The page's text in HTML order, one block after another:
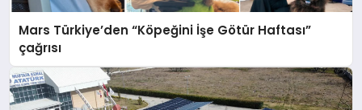
Mars Türkiye’den “Köpeğini İşe Götür Haftası”
çağrısı